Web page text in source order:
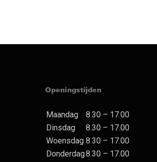
Openingstijden
Maandag
8.30 – 17.00
Dinsdag
8.30 – 17.00
Woensdag 8.30 – 17.00
Donderdag8.30 – 17.00